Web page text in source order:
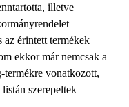
illetve
az érintett termékek
ekkor már nemcsak a
termékre vonatkozott,
szerepeltek